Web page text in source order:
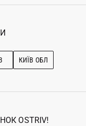
КИЇВ ОБЛ
OSTRIV!